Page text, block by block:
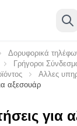
Δορυφορικά
Γρήγοροι
Αλλες
αξεσουάρ
για